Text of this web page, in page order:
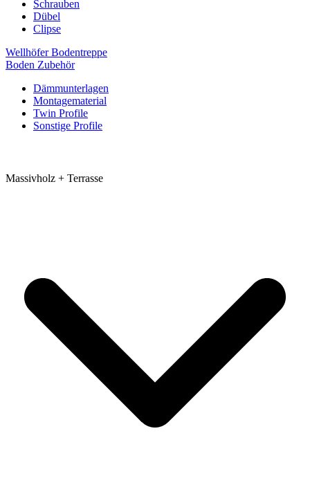
Schrauben
Dübel
Clipse
Wellhöfer Bodentreppe
Boden Zubehör
Dämmunterlagen
Montagematerial
Twin Profile
Sonstige Profile
Massivholz + Terrasse